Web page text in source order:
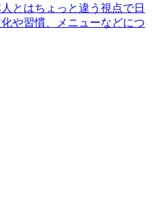
とはちょっと違う視点で日
や習慣、メニューなどにつ